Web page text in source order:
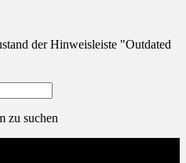
der Hinweisleiste "Outdated
zu suchen